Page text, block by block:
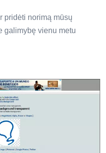
pridėti norimą mūsų
galimybę vienu metu